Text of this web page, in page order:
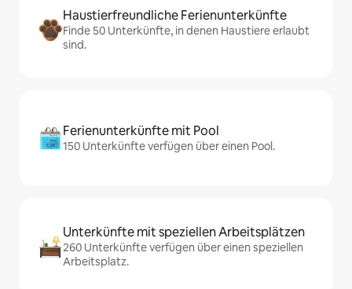
Haustierfreundliche Ferienunterkünfte
Finde 50 Unterkünfte, in denen Haustiere erlaubt
sind.
Ferienunterkünfte mit Pool
150 Unterkünfte verfügen über einen Pool.
Unterkünfte mit speziellen Arbeitsplätzen
260 Unterkünfte verfügen über einen speziellen
Arbeitsplatz.